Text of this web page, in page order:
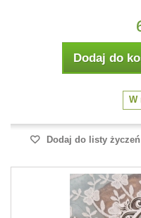
Dodaj do
W
Dodaj do listy życzeń